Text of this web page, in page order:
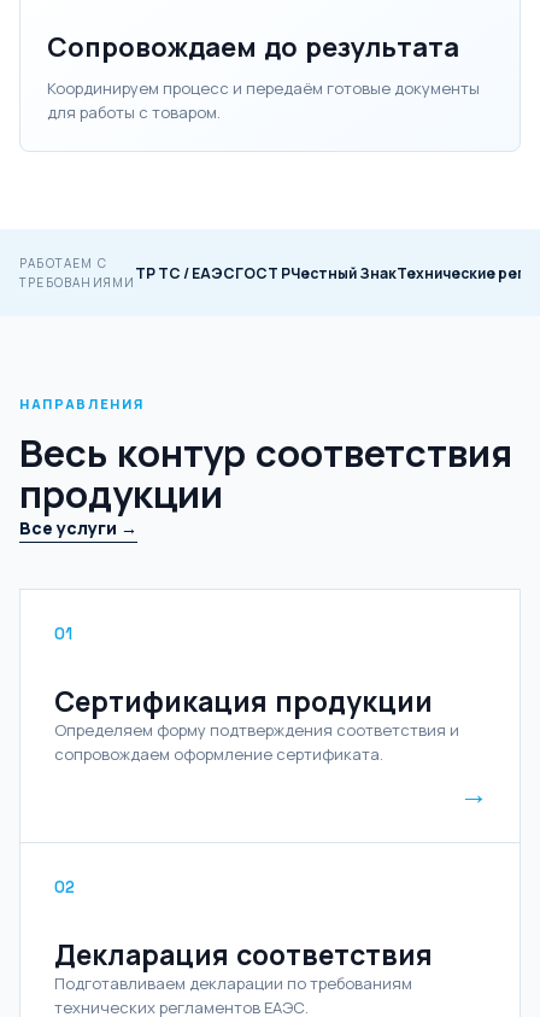
Сопровождаем до результата
Координируем процесс и передаём готовые документы
для работы с товаром.
РАБОТАЕМ С
ТРЕБОВАНИЯМИ ТР ТС / ЕАЭСГОСТ РЧестный ЗнакТехнические
НАПРАВЛЕНИЯ
Весь контур соответствия
продукции
Все услуги →
01
Сертификация продукции
Определяем форму подтверждения соответствия и
сопровождаем оформление сертификата.
→
02
Декларация соответствия
Подготавливаем декларации по требованиям
технических регламентов ЕАЭС.